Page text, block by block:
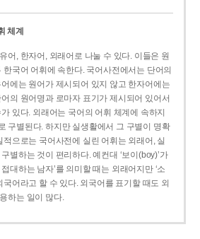
체계
어, 한자어, 외래어로 나눌 수 있다. 이들은 원
한국어 어휘에 속한다. 국어사전에서는 단어의
에는 원어가 제시되어 있지 않고 한자어에는
의 원어명과 로마자 표기가 제시되어 있어서
있다. 외래어는 국어의 어휘 체계에 속하지
구별된다. 하지만 실생활에서 그 구별이 명확
으로는 국어사전에 실린 어휘는 외래어, 실
별하는 것이 편리하다. 예컨대 ‘보이(boy)’가
대하는 남자’를 의미할 때는 외래어지만 ‘소
국어라고 할 수 있다. 외국어를 표기할 때도 외
하는 일이 많다.